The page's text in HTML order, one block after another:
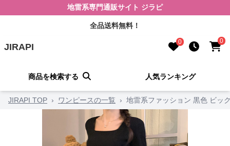
地雷系専門通販サイト ジラピ
全品送料無料！
JIRAPI 0 0
商品を検索する 人気ランキング
JIRAPI TOP › ワンピースの一覧 › 地雷系ファッション 黒色 ビッ